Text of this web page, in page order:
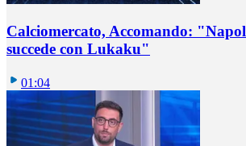
Calciomercato, Accomando:
succede con Lukaku"
01:04